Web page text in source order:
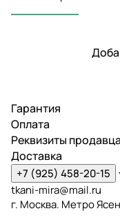
Гарантия
Оплата
Реквизиты продавца
Доставка
+7 (925) 458-20-15
tkani-mira@mail.ru
г. Москва. Метро